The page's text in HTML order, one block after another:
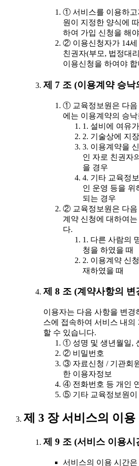
① 서비스를 이용하고
원이 지정한 양식에
하여 가입 신청을 해
② 이용신청자가 14세
친권자(부모, 법정대
이용신청을 하여야 합
제 7 조 (이용계약 승낙
① 교육정보원은 다음
에는 이용계약의 승
1. 설비에 여유
2. 기술상에 지
3. 이용계약을
인 자로 친권자
을 경우
4. 기타 교육정
인 운영 등을 위
되는 경우
② 교육정보원은 다음
계약 신청에 대하여
다.
1. 다른 사람의
청을 하였을 때
2. 이용계약 신
재하였을 때
제 8 조 (계약사항의 변
이용자는 다음 사항을 변경
스에 접속하여 서비스 내의
할 수 있습니다.
① 성명 및 생년월일,
② 비밀번호
③ 자료신청 / 기관회
한 이용자정보
④ 전화번호 등 개인
⑤ 기타 교육정보원이
제 3 장 서비스의 이용
제 9 조 (서비스 이용시
서비스의 이용 시간